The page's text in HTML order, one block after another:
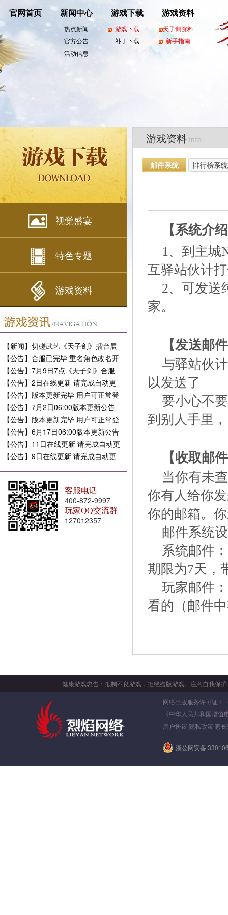
官网首页 新闻中心
热点新闻
官方公告
活动信息
游戏下载
游戏下载
补丁下载
游戏资料
天子剑资料
新手指南
视觉盛宴
特色专题
游戏资料
【新闻】切磋武艺《天子剑》擂台展
现风采
【公告】合服已完毕 重名角色改名开
放【公告】7月9日7点《天子剑》合服
公告
【公告】2日在线更新 请完成自动更
新【公告】版本更新完毕 用户可正常登
陆【公告】7月2日06:00版本更新公告
【公告】版本更新完毕 用户可正常登
陆【公告】6月17日06:00版本更新公告
【公告】11日在线更新 请完成自动更
新【公告】9日在线更新 请完成自动更
客服电话
400-872-9997
玩家QQ交流群
127012357
游戏资料 info
邮件系统 排行榜系统
【系统介
1、到主城
互驿站伙计
2、可发送
家。
【发送邮
与驿站伙
以发送了
要小心不
到别人手里，
【收取邮
当你有未
你有人给你
你的邮箱。
邮件系统
系统邮件
期限为7天，
玩家邮件
看的（邮件
健康游戏忠告：抵制不良游戏，拒绝盗版游戏。注意自我保
网络出版服务许可证：
《中华人民共和国增
用户协议 隐私政策 家
浙公网安备